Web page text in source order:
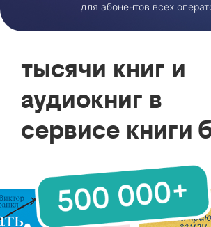
для абонентов всех
тысячи книг и
аудиокниг в
сервисе книги